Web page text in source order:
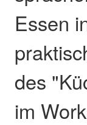
Essen
des
im